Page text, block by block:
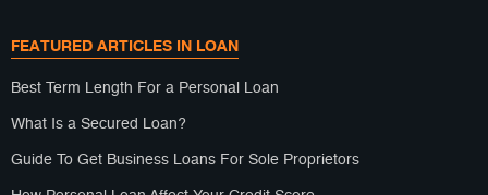
FEATURED ARTICLES IN LOAN
Best Term Length For a Personal Loan
What Is a Secured Loan?
Guide To Get Business Loans For Sole Proprietors